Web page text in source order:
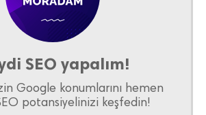
SEO yapalım!
Google konumlarını hemen
potansiyelinizi keşfedin!